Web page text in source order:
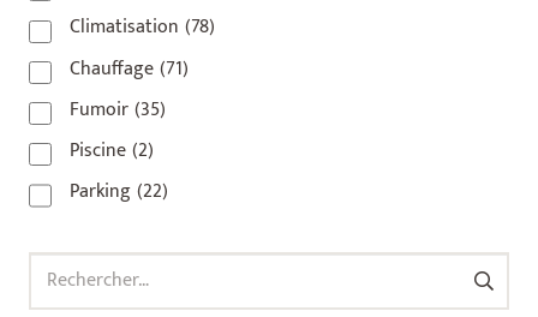
93100(1)
93200
93500 (1)
Climatisation (78)
Chauffage(71)
Fumoir(35)
Piscine(2)
Parking(22)
Rechercher :